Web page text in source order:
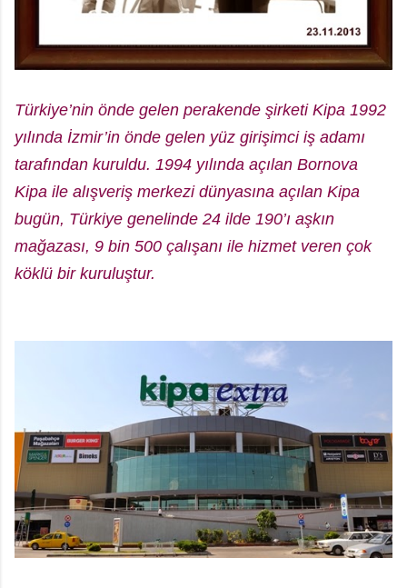
Türkiye’nin önde gelen perakende şirketi Kipa 1992
yılında İzmir’in önde gelen yüz girişimci iş adamı
tarafından kuruldu. 1994 yılında açılan Bornova
Kipa ile alışveriş merkezi dünyasına açılan Kipa
bugün, Türkiye genelinde 24 ilde 190’ı aşkın
mağazası, 9 bin 500 çalışanı ile hizmet veren çok
köklü bir kuruluştur.